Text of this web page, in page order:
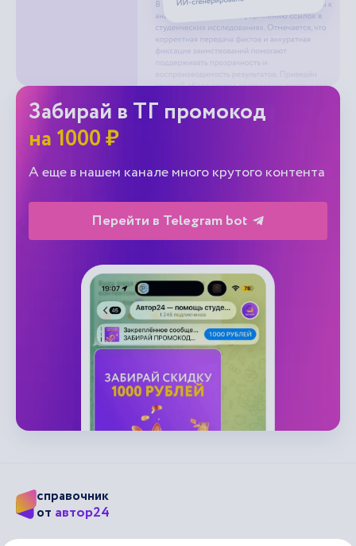
Забирай в ТГ промокод
на 1000 ₽
А еще в нашем канале много крутого контента
Перейти в Telegram bot
справочник
от автор24